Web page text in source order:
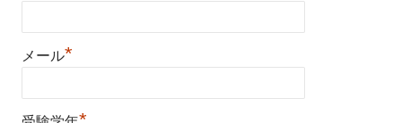
メール*